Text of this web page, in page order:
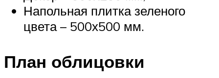
Напольная плитка зеленого
цвета – 500х500 мм.
План облицовки